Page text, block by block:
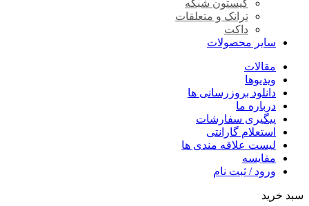
کیستون شبکه
ترانک و متعلقات
داکت
سایر محصولات
مقالات
ویدیوها
دانلود بروزرسانی ها
درباره ما
پیگیری سفارشات
استعلام گارانتی
لیست علاقه مندی ها
مقایسه
ورود / ثبت نام
سبد خرید